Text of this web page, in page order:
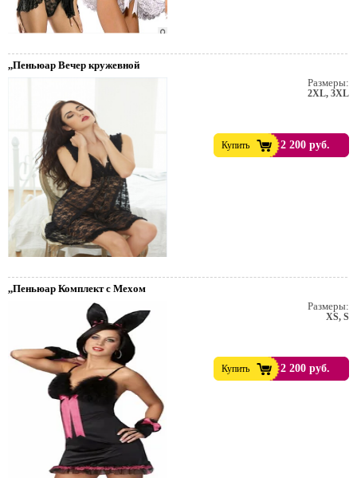
,,Пеньюар Вечер кружевной
Размеры:
2XL, 3XL
Купить 2 200 руб.
,,Пеньюар Комплект с Мехом
Размеры:
XS, S
Купить 2 200 руб.